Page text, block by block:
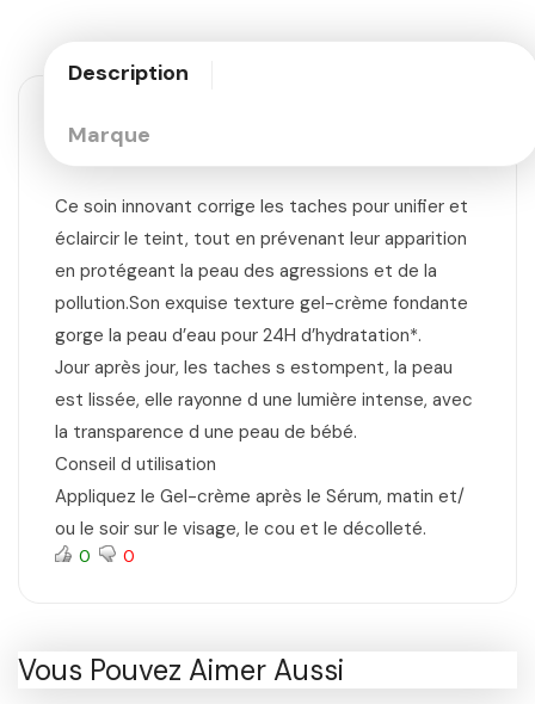
Description
Marque
Ce soin innovant corrige les taches pour unifier et
éclaircir le teint, tout en prévenant leur apparition
en protégeant la peau des agressions et de la
pollution.Son exquise texture gel-crème fondante
gorge la peau d’eau pour 24H d’hydratation*.
Jour après jour, les taches s estompent, la peau
est lissée, elle rayonne d une lumière intense, avec
la transparence d une peau de bébé.
Conseil d utilisation
Appliquez le Gel-crème après le Sérum, matin et/
ou le soir sur le visage, le cou et le décolleté.
0 0
Vous Pouvez Aimer Aussi